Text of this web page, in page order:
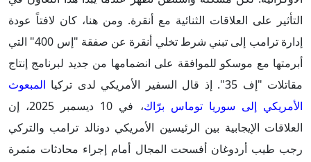
التأثير على العلاقات الثنائية مع أنقرة. ومن هنا، كان لافتاً عودة
إدارة ترامب إلى تبني شرط تخلي أنقرة عن صفقة "إس 400" التي
أبرمتها مع موسكو للموافقة على انضمامها من جديد لبرنامج إنتاج
مقاتلات "إف 35". إذ قال السفير الأمريكي لدى تركيا
المبعوث
الأمريكي إلى سوريا توماس برّاك
، في 10 ديسمبر 2025، إن
العلاقات الإيجابية بين الرئيسين الأمريكي دونالد ترامب والتركي
رجب طيب أردوغان أفسحت المجال أمام إجراء محادثات مثمرة